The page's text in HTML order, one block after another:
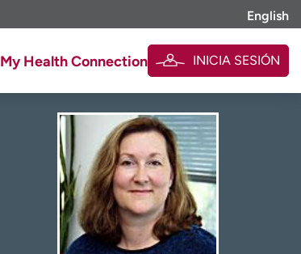
English
My Health Connection INICIA SESIÓN